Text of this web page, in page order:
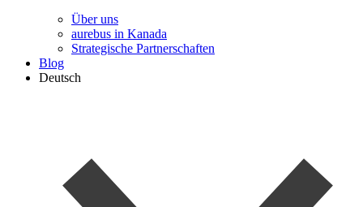
Über uns
aurebus in Kanada
Strategische Partnerschaften
Blog
Deutsch